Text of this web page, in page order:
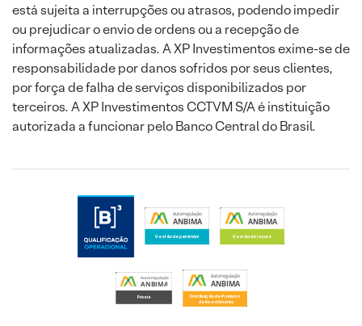
está sujeita a interrupções ou atrasos, podendo impedir
ou prejudicar o envio de ordens ou a recepção de
informações atualizadas. A XP Investimentos exime-se de
responsabilidade por danos sofridos por seus clientes,
por força de falha de serviços disponibilizados por
terceiros. A XP Investimentos CCTVM S/A é instituição
autorizada a funcionar pelo Banco Central do Brasil.